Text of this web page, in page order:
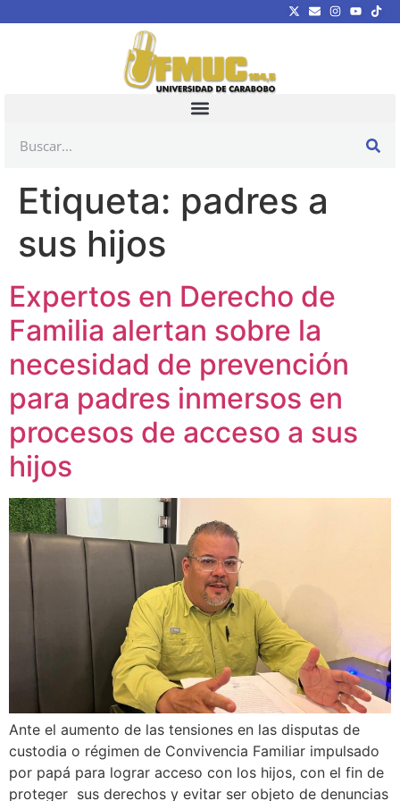
Etiqueta: padres a
sus hijos
Expertos en Derecho de
Familia alertan sobre la
necesidad de prevención
para padres inmersos en
procesos de acceso a sus
hijos
Ante el aumento de las tensiones en las disputas de
custodia o régimen de Convivencia Familiar impulsado
por papá para lograr acceso con los hijos, con el fin de
proteger sus derechos y evitar ser objeto de denuncias